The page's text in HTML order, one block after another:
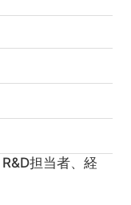
担当者、経